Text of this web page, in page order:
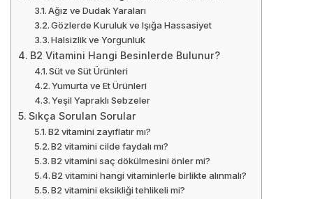
Ağız ve Dudak Yaraları
Gözlerde Kuruluk ve Işığa Hassasiyet
Halsizlik ve Yorgunluk
B2 Vitamini Hangi Besinlerde Bulunur?
Süt ve Süt Ürünleri
Yumurta ve Et Ürünleri
Yeşil Yapraklı Sebzeler
Sıkça Sorulan Sorular
B2 vitamini zayıflatır mı?
B2 vitamini cilde faydalı mı?
B2 vitamini saç dökülmesini önler mi?
B2 vitamini hangi vitaminlerle birlikte alınmalı?
B2 vitamini eksikliği tehlikeli mi?